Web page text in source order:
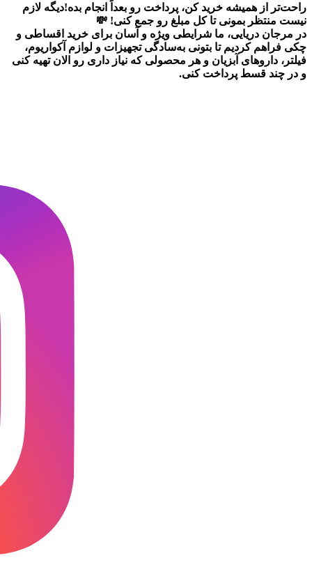
راحت‌تر از همیشه خرید کن، پرداخت رو بعداً انجام بده!دیگه لازم
نیست منتظر بمونی تا کل مبلغ رو جمع کنی! 💸
در مرجان دریایی، ما شرایطی ویژه و آسان برای خرید اقساطی و
چکی فراهم کردیم تا بتونی به‌سادگی تجهیزات و لوازم آکواریوم،
فیلتر، داروهای آبزیان و هر محصولی که نیاز داری رو الان تهیه کنی
و در چند قسط پرداخت کنی.